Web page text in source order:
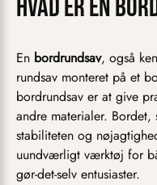
Hvad er en
En bordrundsav, også
rundsav monteret på et
bordrundsav er at give
andre materialer.
stabiliteten og
uundværligt værktøj for
gør-det-selv entusiaster.